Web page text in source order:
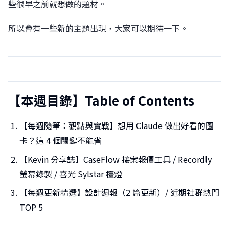
些很早之前就想做的題材。
所以會有一些新的主題出現，大家可以期待一下。
【本週目錄】Table of Contents
【每週隨筆：觀點與實戰】想用 Claude 做出好看的圖
卡？這 4 個關鍵不能省
【Kevin 分享誌】CaseFlow 接案報價工具 / Recordly
螢幕錄製 / 喜光 Sylstar 檯燈
【每週更新精選】設計週報（2 篇更新）/ 近期社群熱門
TOP 5